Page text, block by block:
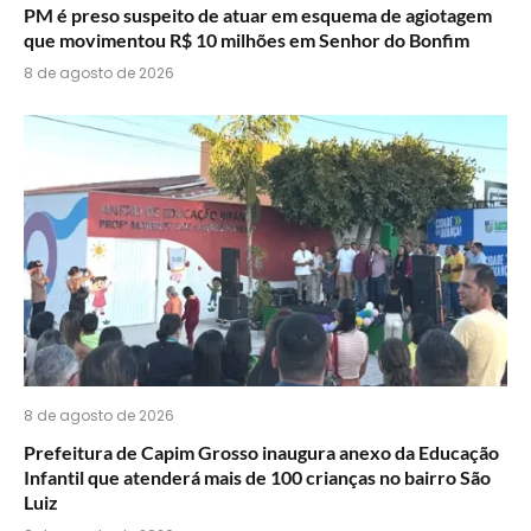
PM é preso suspeito de atuar em esquema de agiotagem
que movimentou R$ 10 milhões em Senhor do Bonfim
8 de agosto de 2026
8 de agosto de 2026
Prefeitura de Capim Grosso inaugura anexo da Educação
Infantil que atenderá mais de 100 crianças no bairro São
Luiz